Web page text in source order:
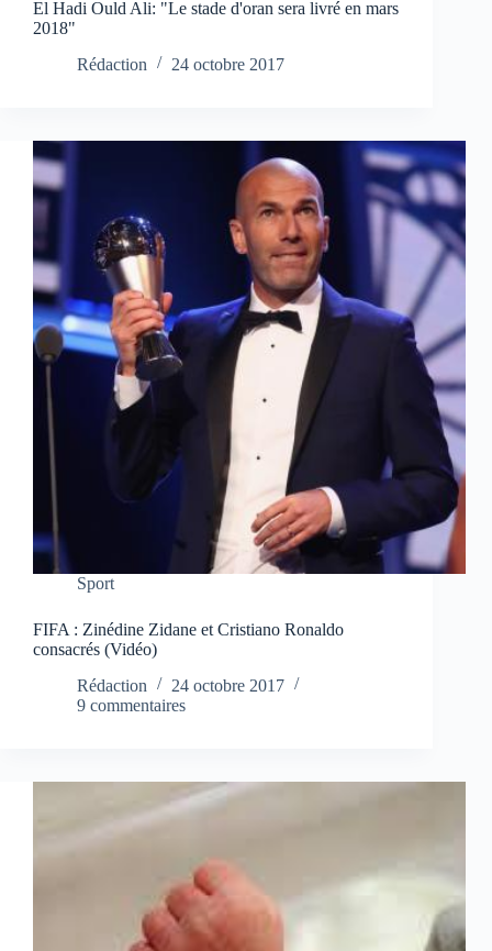
El Hadi Ould Ali: "Le stade d'oran sera livré en mars
2018"
Rédaction
24 octobre 2017
Sport
FIFA : Zinédine Zidane et Cristiano Ronaldo
consacrés (Vidéo)
Rédaction
24 octobre 2017
9 commentaires